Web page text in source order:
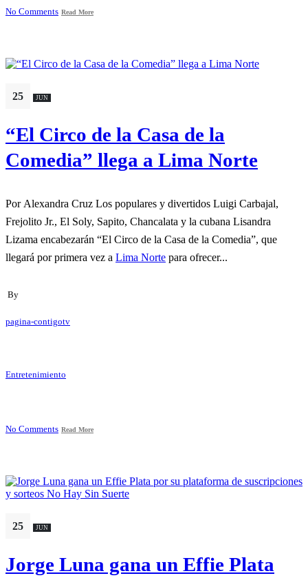
No Comments Read More
25 JUN
“El Circo de la Casa de la
Comedia” llega a Lima Norte
Por Alexandra Cruz Los populares y divertidos Luigi Carbajal,
Frejolito Jr., El Soly, Sapito, Chancalata y la cubana Lisandra
Lizama encabezarán “El Circo de la Casa de la Comedia”, que
llegará por primera vez a Lima Norte para ofrecer...
By
pagina-contigotv
Entretenimiento
No Comments Read More
25 JUN
Jorge Luna gana un Effie Plata